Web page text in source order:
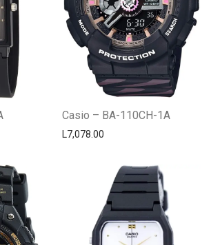
Casio – BA-110CH-1A
L7,078.00